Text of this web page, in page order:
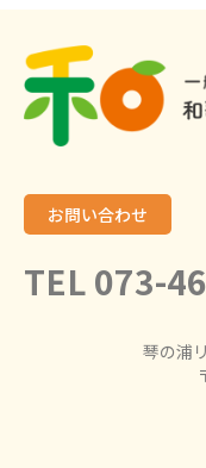
お問い合わせ
TEL 073-
琴の浦